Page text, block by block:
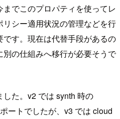
でこのプロパティを使ってレ
シー適用状況の管理などを行
す。現在は代替手段があるの
の仕組みへ移行が必要そうで
た。v2 では synth 時の
ートでしたが、v3 では cloud